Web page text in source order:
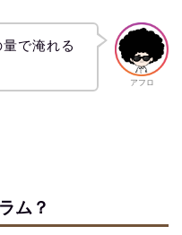
アフロ
で淹れる
ム？